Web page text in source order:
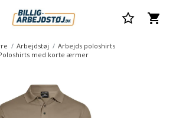
Arbejdstøj
Arbejds poloshirts
med korte ærmer